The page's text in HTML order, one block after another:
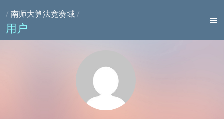
/南师大算法竞赛域/
用户